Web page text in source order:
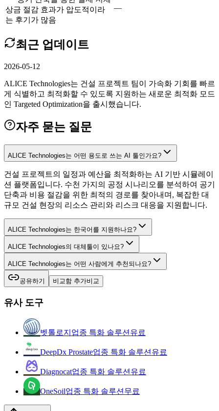
상금 절감 효과가 압도적이라
는 후기가 많음
—
최근 업데이트
2026-05-12
ALICE Technologies는 건설 프로젝트 팀이 가속화 기회를 빠르
게 식별하고 최적화할 수 있도록 지원하는 새로운 최적화 모드
인 Targeted Optimization을 출시했습니다.
자주 묻는 질문
ALICE Technologies는 어떤 용도로 쓰는 AI 툴인가요?
건설 프로젝트의 일정과 예산을 최적화하는 AI 기반 시뮬레이
션 플랫폼입니다. 수천 가지의 공정 시나리오를 분석하여 공기
단축과 비용 절감을 위한 최적의 경로를 찾아내며, 복잡한 대
규모 건설 현장의 리소스 관리와 리스크 대응을 지원합니다.
ALICE Technologies는 한국어를 지원하나요?
ALICE Technologies의 대체툴이 있나요?
ALICE Technologies는 어떤 사람에게 추천되나요?
공유하기 비교함 추가비교
유사 도구
벳톨로지 업종 특화 솔루션 유료
DeepDx Prostate업종 특화 솔루션 유료
Diagnocat업종 특화 솔루션 유료
OneSoil업종 특화 솔루션 무료